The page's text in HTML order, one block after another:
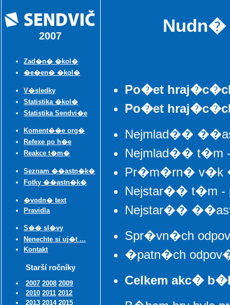
2007
Zad�n� �kol�
�e�en� �kol�
V�sledky
Statistika �kol�
Statistika Sendvi�e
Koment��e org�
Refexe po h�e
Reakce t�m�
Seznam ��astn�k�
Fotky ��astn�k�
�vodn� text
Pravidla
S�� sl�vy
Nenechte si uj�t ...
Kontakt
Starší ročníky
2007 2008 2009
2010 2011 2012
2013 2014 2015
Nudn�
Po�et
Po�et
Nejmlad��
Nejmlad�� t�m
Pr�m�rn� v�k
Nejstar�� t�m -
Nejstar��
Spr�vn�ch
�patn�ch
Celkem akc�